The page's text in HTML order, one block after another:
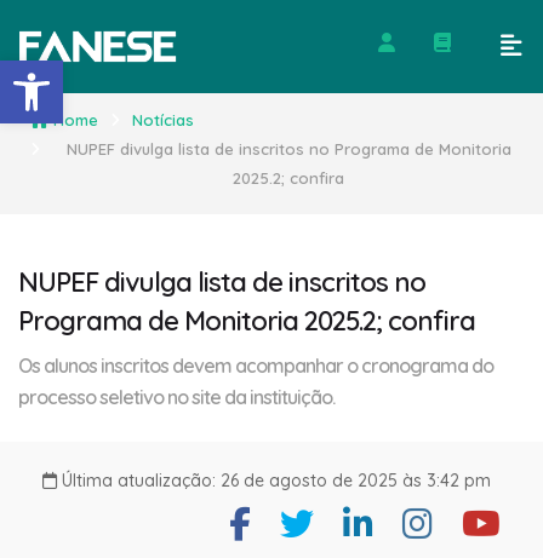
Barra de Ferramentas
Home
Notícias
NUPEF divulga lista de inscritos no Programa de Monitoria
2025.2; confira
NUPEF divulga lista de inscritos no
Programa de Monitoria 2025.2; confira
Os alunos inscritos devem acompanhar o cronograma do
processo seletivo no site da instituição.
Última atualização: 26 de agosto de 2025 às 3:42 pm